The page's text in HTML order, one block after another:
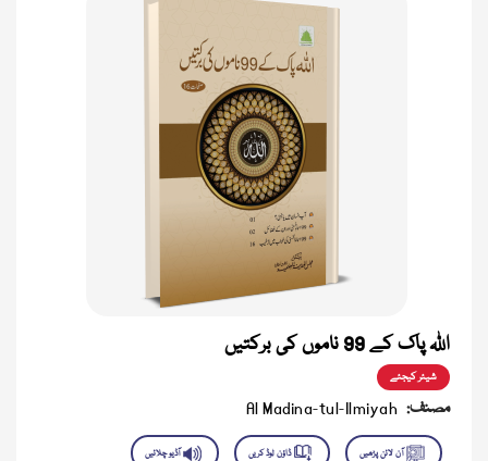
اللہ پاک کے 99 ناموں کی برکتیں
شیئر کیجئے
مصنف: Al Madina-tul-Ilmiyah